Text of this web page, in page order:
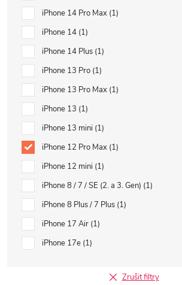
iPhone 14 Pro Max 1
iPhone 14 1
iPhone 14 Plus 1
iPhone 13 Pro 1
iPhone 13 Pro Max 1
iPhone 13 1
iPhone 13 mini 1
iPhone 12 Pro Max 1
iPhone 12 mini 1
iPhone 8 / 7 / SE (2. a 3. Gen) 1
iPhone 8 Plus / 7 Plus 1
iPhone 17 Air 1
iPhone 17e 1
Zrušit filtry